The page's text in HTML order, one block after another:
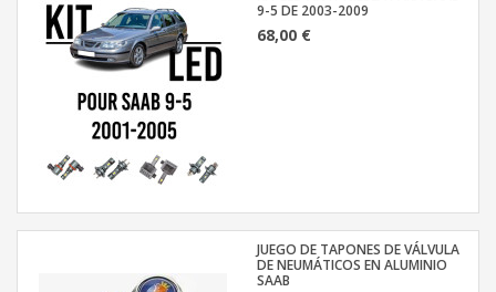
9-5 DE 2003-2009
68,00 €
JUEGO DE TAPONES DE VÁLVULA
DE NEUMÁTICOS EN ALUMINIO
SAAB